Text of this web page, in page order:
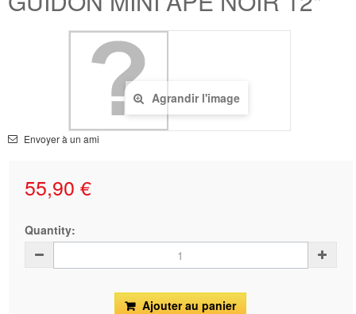
Agrandir l'image
Envoyer à un ami
55,90 €
Quantity:
Ajouter au panier